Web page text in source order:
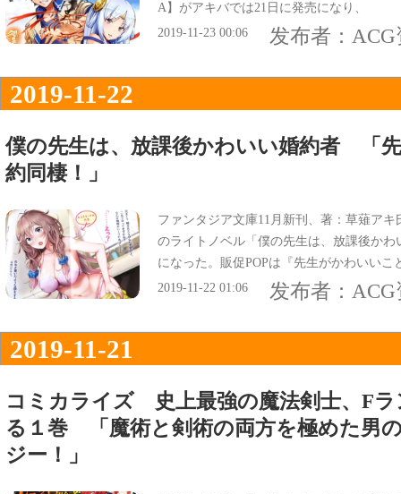
A】がアキバでは21日に発売になり、
2019-11-23 00:06
发布者：
2019-11-22
僕の先生は、放課後かわいい婚約者 「
約同棲！」
ファンタジア文庫11月新刊、著：草薙ア
のライトノベル「僕の先生は、放課後か
になった。販促POPは『先生がかわいい
で、オビ謳い文句は『先生×生徒の秘密の
2019-11-22 01:06 发布者：
2019-11-21
コミカライズ 史上最強の魔法剣士、Fラ
る１巻 「魔術と剣術の両方を極めた男
ジー！」